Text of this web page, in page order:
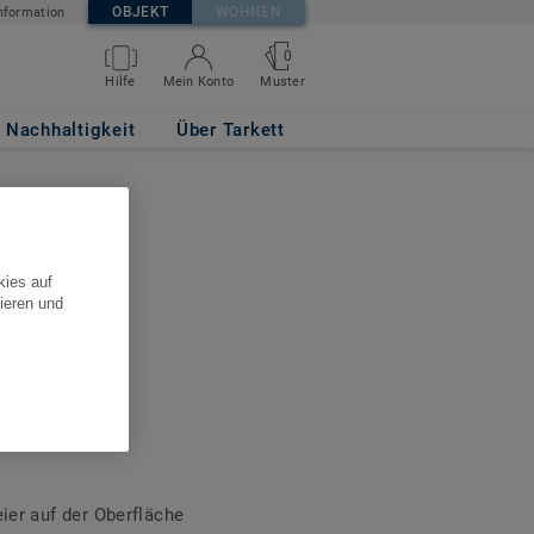
OBJEKT WOHNEN
Hilfe Mein Konto
0
Muster
Nachhaltigkeit Über Tarkett
bei
auf der Oberfläche
auf
und